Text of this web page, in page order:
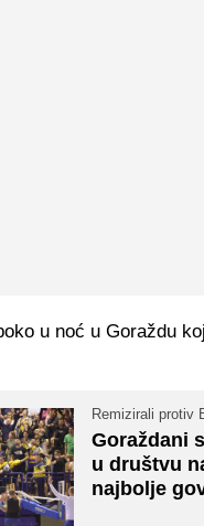
u noć u Goraždu
Remizirali protiv
Goraždani
u društvu
najbolje